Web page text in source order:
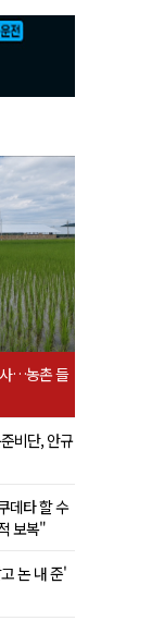
…농촌 들
비단, 안규
데타 할 수
보복"
논 내 준'